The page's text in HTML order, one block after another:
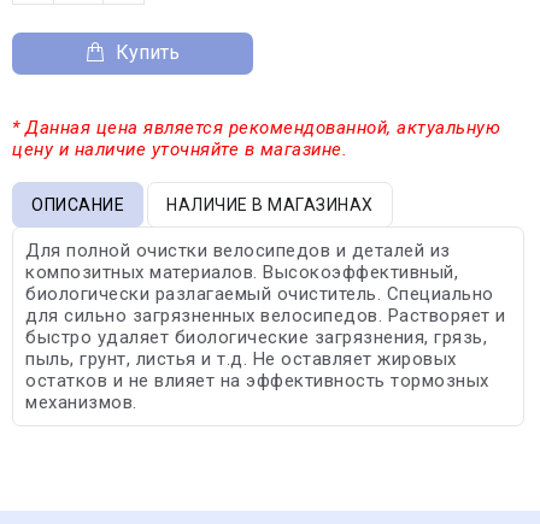
Купить
* Данная цена является рекомендованной, актуальную
цену и наличие уточняйте в магазине.
ОПИСАНИЕ НАЛИЧИЕ В МАГАЗИНАХ
Для полной очистки велосипедов и деталей из
композитных материалов. Высокоэффективный,
биологически разлагаемый очиститель. Специально
для сильно загрязненных велосипедов. Растворяет и
быстро удаляет биологические загрязнения, грязь,
пыль, грунт, листья и т.д. Не оставляет жировых
остатков и не влияет на эффективность тормозных
механизмов.